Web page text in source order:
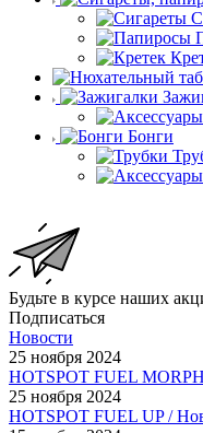
Бонги
Будьте в курсе наших
Подписаться
Новости
25 ноября 2024
HOTSPOT FUEL
25 ноября 2024
HOTSPOT FUEL UP /